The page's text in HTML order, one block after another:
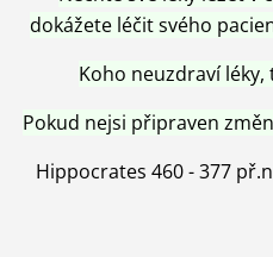
dokážete léčit svého
Koho neuzdraví
Pokud nejsi připraven
Hippocrates 460 - 377